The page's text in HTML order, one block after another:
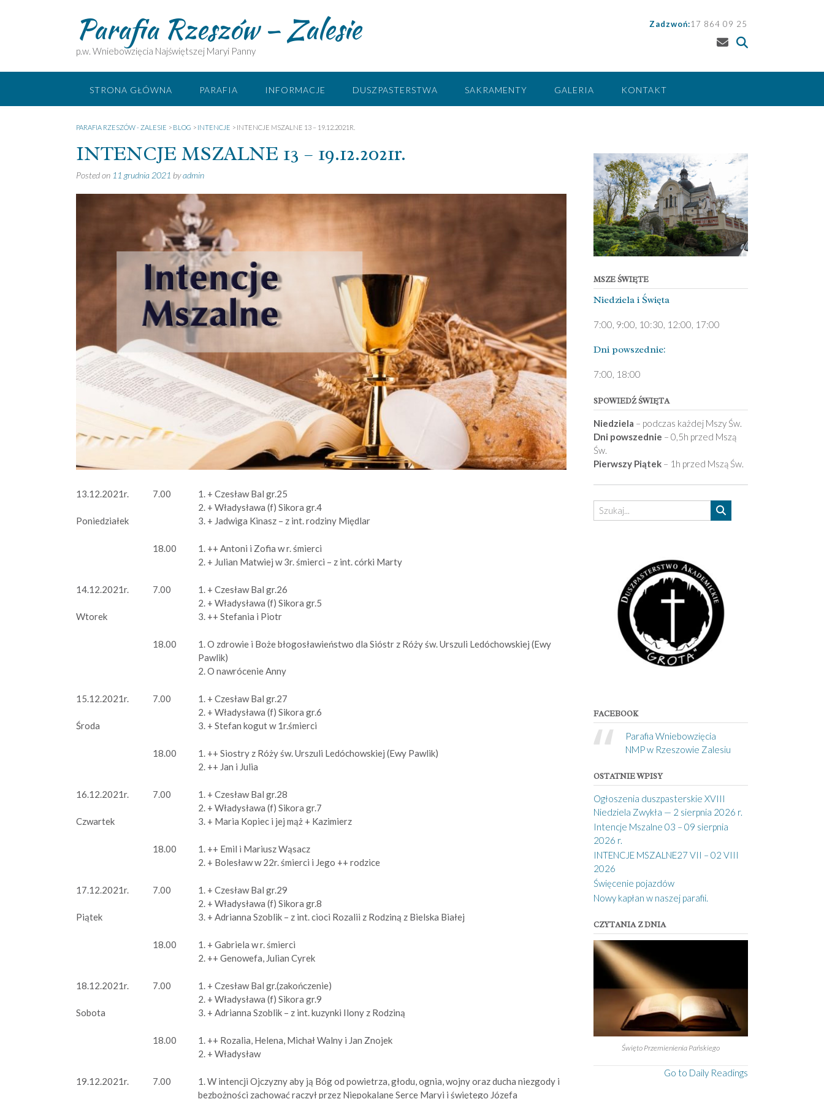
Parafia Rzeszów – Zalesie
p.w. Wniebowzięcia Najświętszej Maryi Panny
Zadzwoń:17 864 09 25
STRONA GŁÓWNA PARAFIA INFORMACJE DUSZPASTERSTWA SAKRAMENTY GALERIA KONTAKT
PARAFIA RZESZÓW - ZALESIE > BLOG > INTENCJE > INTENCJE MSZALNE 13 – 19.12.2021R.
INTENCJE MSZALNE 13 – 19.12.2021r.
Posted on 11 grudnia 2021 byadmin
13.12.2021r.
Poniedziałek
7.00
1. + Czesław Bal gr.25
2. + Władysława (f) Sikora gr.4
3. + Jadwiga Kinasz – z int. rodziny Międlar
18.00
1. ++ Antoni i Zofia w r. śmierci
2. + Julian Matwiej w 3r. śmierci – z int. córki Marty
14.12.2021r.
Wtorek
7.00
1. + Czesław Bal gr.26
2. + Władysława (f) Sikora gr.5
3. ++ Stefania i Piotr
18.00
1. O zdrowie i Boże błogosławieństwo dla Sióstr z Róży św. Urszuli Ledóchowskiej (Ewy
Pawlik)
2. O nawrócenie Anny
15.12.2021r.
Środa
7.00
1. + Czesław Bal gr.27
2. + Władysława (f) Sikora gr.6
3. + Stefan kogut w 1r.śmierci
18.00
1. ++ Siostry z Róży św. Urszuli Ledóchowskiej (Ewy Pawlik)
2. ++ Jan i Julia
16.12.2021r.
Czwartek
7.00
1. + Czesław Bal gr.28
2. + Władysława (f) Sikora gr.7
3. + Maria Kopiec i jej mąż + Kazimierz
18.00
1. ++ Emil i Mariusz Wąsacz
2. + Bolesław w 22r. śmierci i Jego ++ rodzice
17.12.2021r.
Piątek
7.00
1. + Czesław Bal gr.29
2. + Władysława (f) Sikora gr.8
3. + Adrianna Szoblik – z int. cioci Rozalii z Rodziną z Bielska Białej
18.00
1. + Gabriela w r. śmierci
2. ++ Genowefa, Julian Cyrek
18.12.2021r.
Sobota
7.00
1. + Czesław Bal gr.(zakończenie)
2. + Władysława (f) Sikora gr.9
3. + Adrianna Szoblik – z int. kuzynki Ilony z Rodziną
18.00
1. ++ Rozalia, Helena, Michał Walny i Jan Znojek
2. + Władysław
19.12.2021r. 7.00
1. W intencji Ojczyzny aby ją Bóg od powietrza, głodu, ognia, wojny oraz ducha niezgody i
bezbożności zachować raczył przez Niepokalane Serce Maryi i świętego Józefa
MSZE ŚWIĘTE
Niedziela ­i Święta
7:00, 9:00, 10:30, 12:00, 17:00
Dni pows­zednie:
7­:00, 18:00­
SPOWIEDŹ ŚWIĘTA
Niedziela – podczas każdej Mszy Św.
Dni powszednie – 0,5h przed Mszą
Św.
Pierwszy Piątek– 1h przed Mszą Św.
FACEBOOK
Parafia Wniebowzięcia
NMP w Rzeszowie Zalesiu
OSTATNIE WPISY
Ogłoszenia duszpasterskie XVIII
Niedziela Zwykła — 2 sierpnia 2026 r.
Intencje Mszalne 03 – 09 sierpnia
2026 r.
INTENCJE MSZALNE27 VII – 02 VIII
2026
Święcenie pojazdów
Nowy kapłan w naszej parafii.
CZYTANIA Z DNIA
Święto Przemienienia Pańskiego
Go to Daily Readings